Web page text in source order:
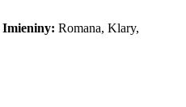
Imieniny: Romana, Klary,